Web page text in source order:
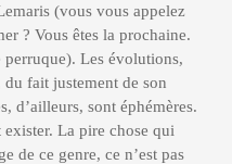
(vous vous appelez
? Vous êtes la prochaine.
Les évolutions,
du fait justement de son
d’ailleurs, sont éphémères.
La pire chose qui
de ce genre, ce n’est pas